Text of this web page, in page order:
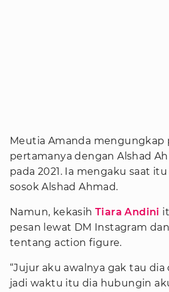
Meutia Amanda mengungkap
pertamanya dengan Alshad
pada 2021. Ia mengaku saat
sosok Alshad Ahmad.
Namun, kekasih Tiara Andini
pesan lewat DM Instagram
tentang action figure.
“Jujur aku awalnya gak tau
jadi waktu itu dia hubungin